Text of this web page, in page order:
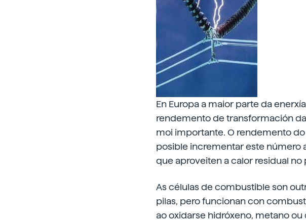
En Europa a maior parte da
rendemento de transformación
moi importante. O rendemento
posible incrementar este número
que aproveiten a calor residual
As células de combustible son
pilas, pero funcionan con
ao oxidarse hidróxeno, metano